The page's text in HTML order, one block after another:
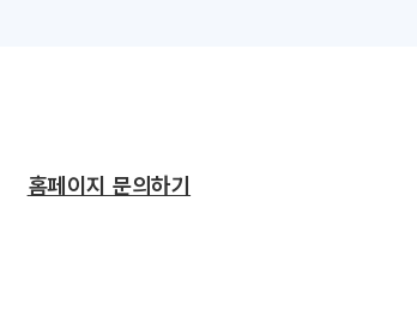
홈페이지 문의하기